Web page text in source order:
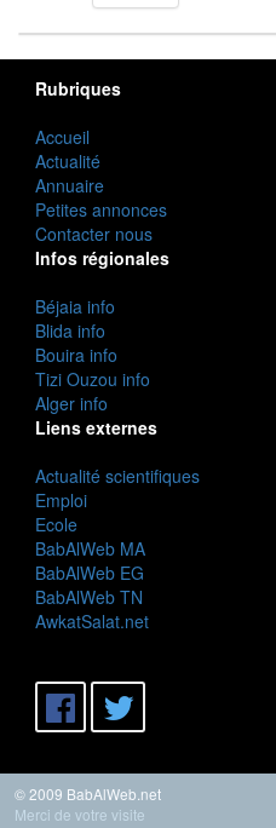
Rubriques
Accueil
Actualité
Annuaire
Petites annonces
Contacter nous
Infos régionales
Béjaia info
Blida info
Bouira info
Tizi Ouzou info
Alger info
Liens externes
Actualité scientifiques
Emploi
Ecole
BabAlWeb MA
BabAlWeb EG
BabAlWeb TN
AwkatSalat.net
© 2009 BabAlWeb.net
Merci de votre visite